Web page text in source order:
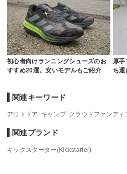
初心者向けランニングシューズのお
すすめ20選。安いモデルもご紹介
厚手
ち
関連キーワード
アウトドア キャンプ クラウドファンディ
関連ブランド
キックスターター(Kickstarter)